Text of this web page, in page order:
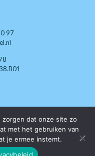
97
die
dat onze site zo
met het gebruiken van
je ermee instemt.